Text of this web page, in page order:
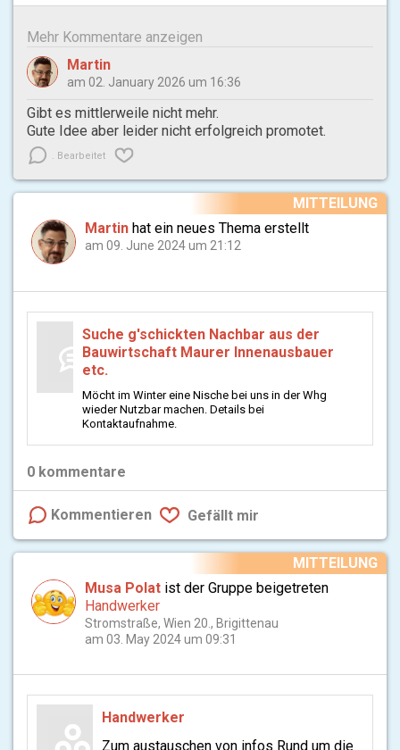
Mehr Kommentare anzeigen
Martin
am 02. January 2026 um 16:36
Gibt es mittlerweile nicht mehr.
Gute Idee aber leider nicht erfolgreich promotet.
Bearbeitet
MITTEILUNG
Martin hat ein neues Thema erstellt
am 09. June 2024 um 21:12
Suche g'schickten Nachbar aus der
Bauwirtschaft Maurer Innenausbauer
etc.
Möcht im Winter eine Nische bei uns in der Whg
wieder Nutzbar machen. Details bei
Kontaktaufnahme.
0 kommentare
Kommentieren Gefällt mir
MITTEILUNG
Musa Polat ist der Gruppe beigetreten
Handwerker
Stromstraße, Wien 20., Brigittenau
am 03. May 2024 um 09:31
Handwerker
Zum austauschen von infos Rund um die